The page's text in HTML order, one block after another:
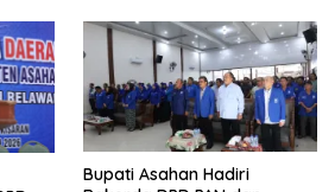
0208/Asahan
Bupati Asahan Hadiri